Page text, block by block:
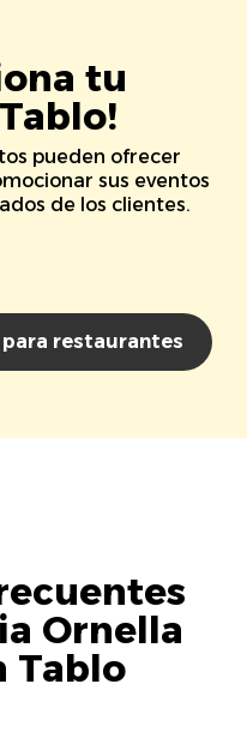
tu
pueden ofrecer
sus eventos
de los clientes.
restaurantes
Ornella
Tablo